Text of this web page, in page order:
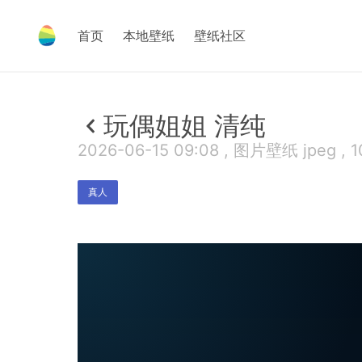
首页 本地壁纸 壁纸社区
玩偶姐姐 清纯
2026-06-15 09:08 , 图片壁纸 jpeg ,
真人